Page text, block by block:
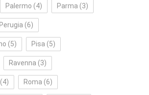
Palermo (4) Parma (3)
Perugia (6)
(5) Pisa (5)
Ravenna (3)
(4) Roma (6)